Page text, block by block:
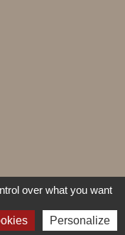
- Accessibilité -
over what you want
Personalize